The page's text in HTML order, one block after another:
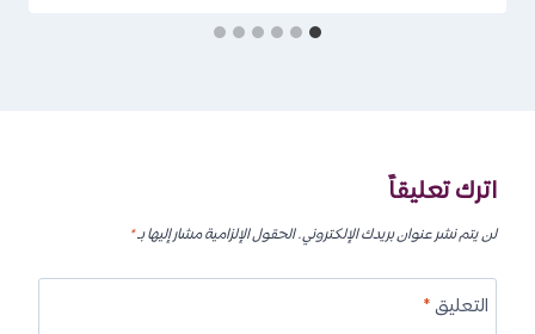
اترك تعليقاً
لن يتم نشر عنوان بريدك الإلكتروني.الحقول الإلزامية مشار إليها بـ*
التعليق*